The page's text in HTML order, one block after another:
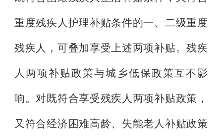
重度残疾人护理补贴条件的一、二级重度
残疾人，可叠加享受上述两项补贴。残疾
人两项补贴政策与城乡低保政策互不影
响。对既符合享受残疾人两项补贴政策，
又符合经济困难高龄、失能老人补贴政策